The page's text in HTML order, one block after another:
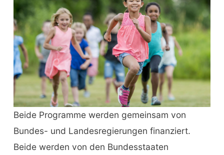
Beide Programme werden gemeinsam von
Bundes- und Landesregierungen finanziert.
Beide werden von den Bundesstaaten